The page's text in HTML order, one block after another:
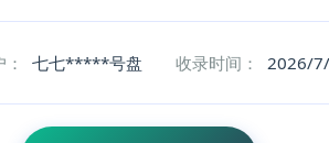
七七*****号盘 收录时间： 2026/